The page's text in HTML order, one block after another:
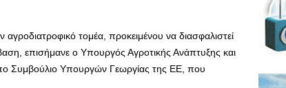
τομέα, προκειμένου να διασφαλιστεί
επισήμανε ο Υπουργός Αγροτικής Ανάπτυξης και
Συμβούλιο Υπουργών Γεωργίας της ΕΕ, που